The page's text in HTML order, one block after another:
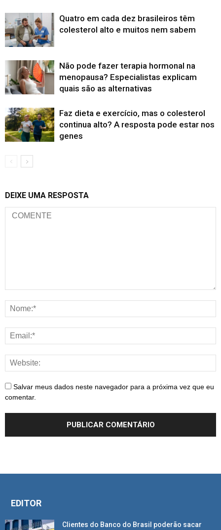
Quatro em cada dez brasileiros têm
colesterol alto e muitos nem sabem
Não pode fazer terapia hormonal na
menopausa? Especialistas explicam
quais são as alternativas
Faz dieta e exercício, mas o colesterol
continua alto? A resposta pode estar nos
genes
DEIXE UMA RESPOSTA
Salvar meus dados neste navegador para a próxima vez que eu
comentar.
EDITOR
Clientes do Banco do Brasil poderão sacar